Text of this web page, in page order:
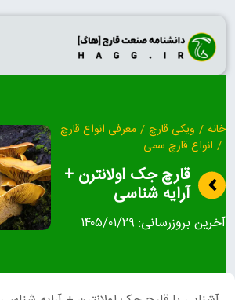
Skip
content
خانه / ویکی قارچ / معرفی انواع قارچ
/ انواع قارچ سمی
قارچ جک اولانترن +
آرایه شناسی
آخرین بروزرسانی: ۱۴۰۵/۰۱/۲۹